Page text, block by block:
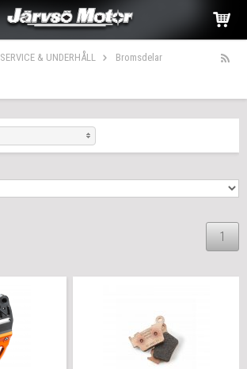
SERVICE & UNDERHÅLL Bromsdelar
1